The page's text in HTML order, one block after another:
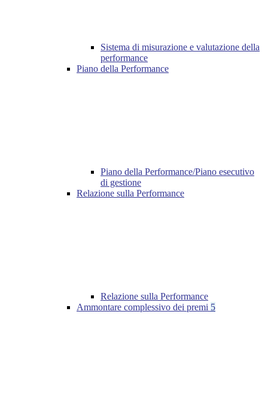
Sistema di misurazione e valutazione della
performance
Piano della Performance
Piano della Performance/Piano esecutivo
di gestione
Relazione sulla Performance
Relazione sulla Performance
Ammontare complessivo dei premi 5